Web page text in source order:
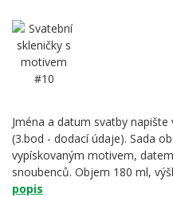
Jména a datum svatby
(3.bod - dodací údaje). Sada
vypískovaným motivem,
snoubenců. Objem 180 ml,
popis